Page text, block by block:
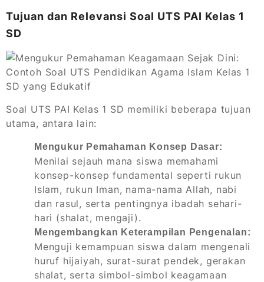
Tujuan dan Relevansi Soal UTS PAI Kelas 1
SD
Soal UTS PAI Kelas 1 SD memiliki beberapa tujuan
utama, antara lain:
Mengukur Pemahaman Konsep Dasar:
Menilai sejauh mana siswa memahami
konsep-konsep fundamental seperti rukun
Islam, rukun Iman, nama-nama Allah, nabi
dan rasul, serta pentingnya ibadah sehari-
hari (shalat, mengaji).
Mengembangkan Keterampilan Pengenalan:
Menguji kemampuan siswa dalam mengenali
huruf hijaiyah, surat-surat pendek, gerakan
shalat, serta simbol-simbol keagamaan